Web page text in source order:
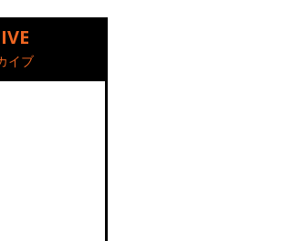
イブ